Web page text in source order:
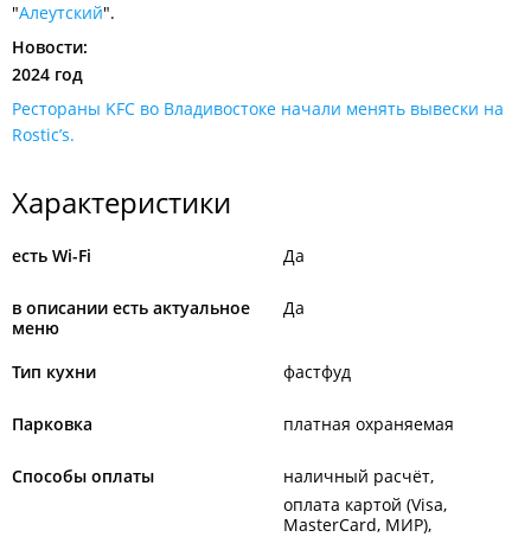
"Алеутский".
Новости:
2024 год
Рестораны KFC во Владивостоке начали менять вывески на
Rostic’s.
Характеристики
есть Wi-Fi Да
в описании есть актуальное
меню
Да
Тип кухни фастфуд
Парковка платная охраняемая
Способы оплаты
наличный расчёт
оплата картой (Visa,
MasterCard, МИР)